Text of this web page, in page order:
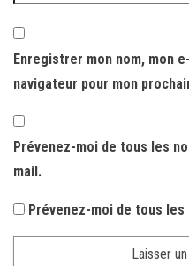
Enregistrer mon nom, mon
navigateur pour mon
Prévenez-moi de tous les
mail.
Prévenez-moi de tous